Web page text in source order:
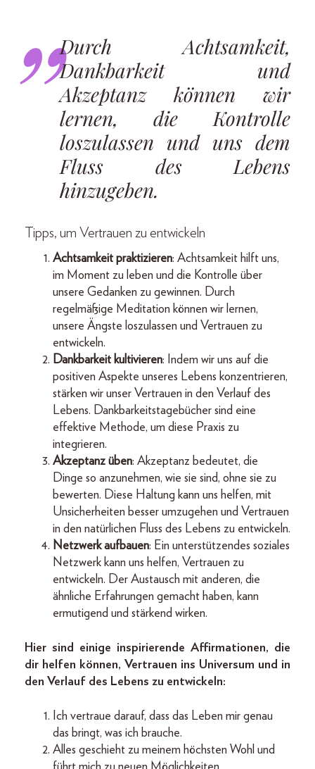
Durch Achtsamkeit,
Dankbarkeit und
Akzeptanz können wir
lernen, die Kontrolle
loszulassen und uns dem
Fluss des Lebens
hinzugeben.
Tipps, um Vertrauen zu entwickeln
Achtsamkeit praktizieren: Achtsamkeit hilft uns,
im Moment zu leben und die Kontrolle über
unsere Gedanken zu gewinnen. Durch
regelmäßige Meditation können wir lernen,
unsere Ängste loszulassen und Vertrauen zu
entwickeln.
Dankbarkeit kultivieren: Indem wir uns auf die
positiven Aspekte unseres Lebens konzentrieren,
stärken wir unser Vertrauen in den Verlauf des
Lebens. Dankbarkeitstagebücher sind eine
effektive Methode, um diese Praxis zu
integrieren.
Akzeptanz üben: Akzeptanz bedeutet, die
Dinge so anzunehmen, wie sie sind, ohne sie zu
bewerten. Diese Haltung kann uns helfen, mit
Unsicherheiten besser umzugehen und Vertrauen
in den natürlichen Fluss des Lebens zu entwickeln.
Netzwerk aufbauen: Ein unterstützendes soziales
Netzwerk kann uns helfen, Vertrauen zu
entwickeln. Der Austausch mit anderen, die
ähnliche Erfahrungen gemacht haben, kann
ermutigend und stärkend wirken.
Hier sind einige inspirierende Affirmationen, die
dir helfen können, Vertrauen ins Universum und in
den Verlauf des Lebens zu entwickeln:
Ich vertraue darauf, dass das Leben mir genau
das bringt, was ich brauche.
Alles geschieht zu meinem höchsten Wohl und